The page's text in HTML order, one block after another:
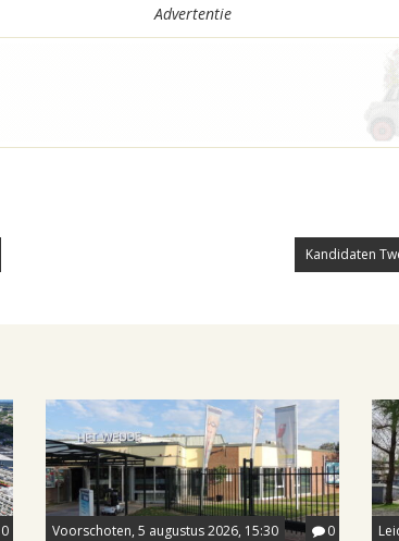
Advertentie
Kandidaten
0 Voorschoten, 5 augustus 2026, 15:30 0